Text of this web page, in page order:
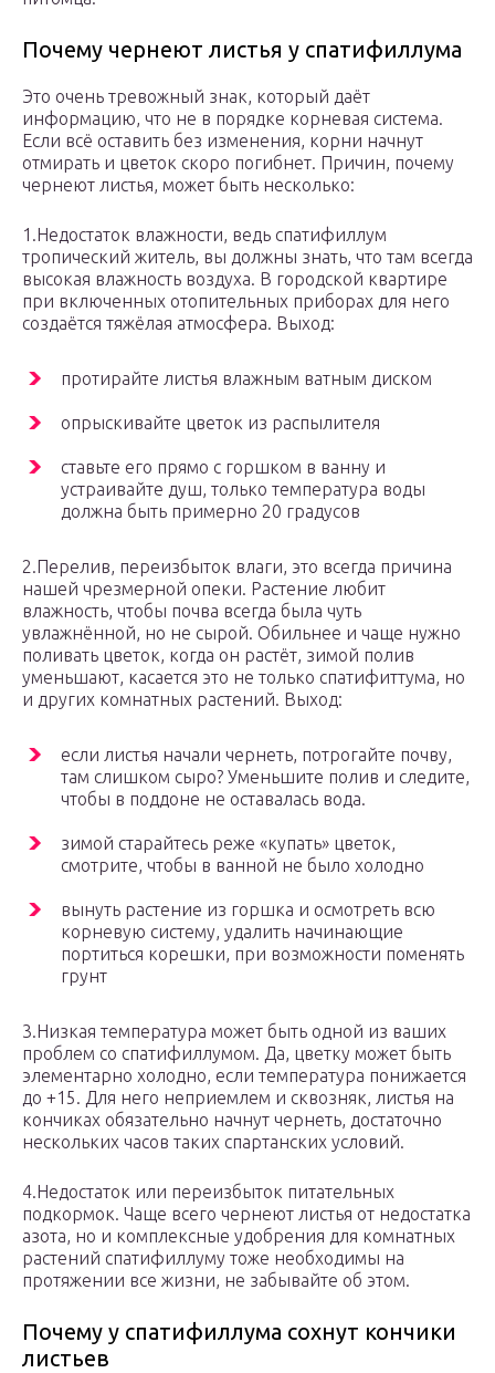
Почему чернеют листья у спатифиллума
Это очень тревожный знак, который даёт
информацию, что не в порядке корневая система.
Если всё оставить без изменения, корни начнут
отмирать и цветок скоро погибнет. Причин, почему
чернеют листья, может быть несколько:
1.Недостаток влажности, ведь спатифиллум
тропический житель, вы должны знать, что там всегда
высокая влажность воздуха. В городской квартире
при включенных отопительных приборах для него
создаётся тяжёлая атмосфера. Выход:
протирайте листья влажным ватным диском
опрыскивайте цветок из распылителя
ставьте его прямо с горшком в ванну и
устраивайте душ, только температура воды
должна быть примерно 20 градусов
2.Перелив, переизбыток влаги, это всегда причина
нашей чрезмерной опеки. Растение любит
влажность, чтобы почва всегда была чуть
увлажнённой, но не сырой. Обильнее и чаще нужно
поливать цветок, когда он растёт, зимой полив
уменьшают, касается это не только спатифиттума, но
и других комнатных растений. Выход:
если листья начали чернеть, потрогайте почву,
там слишком сыро? Уменьшите полив и следите,
чтобы в поддоне не оставалась вода.
зимой старайтесь реже «купать» цветок,
смотрите, чтобы в ванной не было холодно
вынуть растение из горшка и осмотреть всю
корневую систему, удалить начинающие
портиться корешки, при возможности поменять
грунт
3.Низкая температура может быть одной из ваших
проблем со спатифиллумом. Да, цветку может быть
элементарно холодно, если температура понижается
до +15. Для него неприемлем и сквозняк, листья на
кончиках обязательно начнут чернеть, достаточно
нескольких часов таких спартанских условий.
4.Недостаток или переизбыток питательных
подкормок. Чаще всего чернеют листья от недостатка
азота, но и комплексные удобрения для комнатных
растений спатифиллуму тоже необходимы на
протяжении все жизни, не забывайте об этом.
Почему у спатифиллума сохнут кончики
листьев